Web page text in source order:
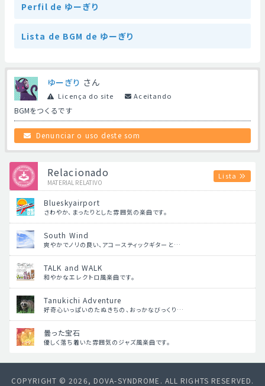
Perfil de ゆーぎり
Lista de BGM de ゆーぎり
ゆーぎり さん
Licença do site Aceitando
BGMをつくるです
Denunciar o uso deste som
Relacionado
MATERIAL RELATIVO
Lista
Blueskyairport
さわやか、まったりとした雰囲気の楽曲です。
South Wind
爽やかでノリの良い、アコースティックギターと…
TALK and WALK
和やかなエレクトロ風楽曲です。
Tanukichi Adventure
好奇心いっぱいのたぬきちの、おっかなびっくり…
曇った宝石
優しく落ち着いた雰囲気のジャズ風楽曲です。
COPYRIGHT © 2026, DOVA-SYNDROME. ALL RIGHTS RESERVED.